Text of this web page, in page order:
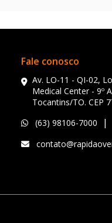
Fale conosco
Av. LO-11 - QI-02,
Medical Center - 9º
Tocantins/TO. CEP
(63) 98106-7000
|